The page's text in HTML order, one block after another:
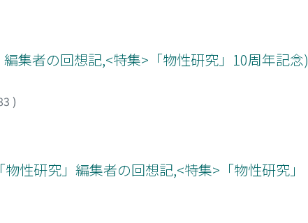
集者の回想記,<特集>「物性研究」10周年記念)
)
性研究」編集者の回想記,<特集>「物性研究」